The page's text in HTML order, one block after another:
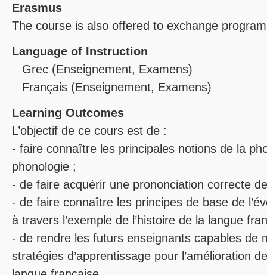
Erasmus
The course is also offered to exchange
Language of Instruction
Grec (Enseignement, Examens)
Français (Enseignement, Examens)
Learning Outcomes
L’objectif de ce cours est de :
- faire connaître les principales notions de la
phonologie ;
- de faire acquérir une prononciation correcte
- de faire connaître les principes de base de
à travers l’exemple de l’histoire de la langue
- de rendre les futurs enseignants capables de
stratégies d’apprentissage pour l’amélioration